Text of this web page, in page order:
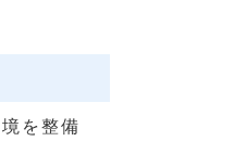
を整備